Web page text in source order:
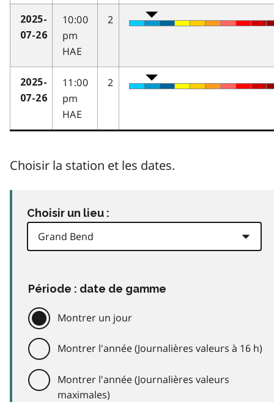
2025-
07-26
10:00
pm
HAE
2
2025-
07-26
11:00
pm
HAE
2
Choisir la station et les dates.
Choisir un lieu :
Période : date de gamme
Montrer un jour
Montrer l'année (Journalières valeurs à 16 h)
Montrer l'année (Journalières valeurs
maximales)